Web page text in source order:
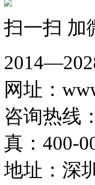
扫一扫 加
网址：
咨询热线
真：400-
地址：深